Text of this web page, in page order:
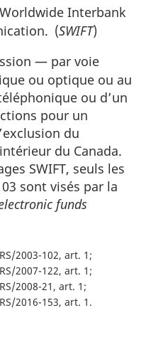
Interbank
(SWIFT)
— par voie
ou optique ou au
ou d’un
pour un
du
du Canada.
SWIFT, seuls les
sont visés par la
funds
2003-102, art. 1
2007-122, art. 1
2008-21, art. 1
2016-153, art. 1